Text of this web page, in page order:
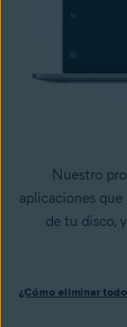
Nuestro
aplicaciones
de tu disco,
¿Cómo eliminar